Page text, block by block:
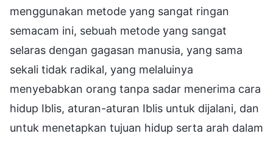
menggunakan metode yang sangat ringan
semacam ini, sebuah metode yang sangat
selaras dengan gagasan manusia, yang sama
sekali tidak radikal, yang melaluinya
menyebabkan orang tanpa sadar menerima cara
hidup Iblis, aturan-aturan Iblis untuk dijalani, dan
untuk menetapkan tujuan hidup serta arah dalam